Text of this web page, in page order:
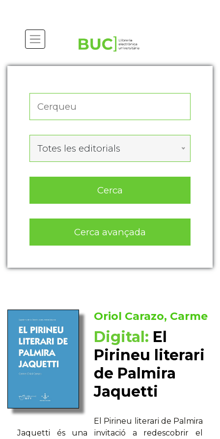
Totes les editorials
Cerca
Cerca avançada
Oriol Carazo, Carme
Digital: El
Pirineu literari
de Palmira
Jaquetti
El Pirineu literari de Palmira
Jaquetti és una invitació a redescobrir el